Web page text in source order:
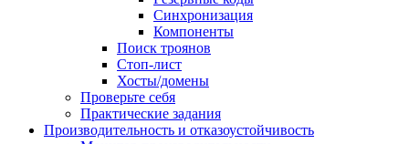
Синхронизация
Компоненты
Поиск троянов
Стоп-лист
Хосты/домены
Проверьте себя
Практические задания
Производительность и отказоустойчивость